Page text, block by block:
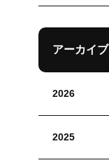
アーカイブ
2026
2025